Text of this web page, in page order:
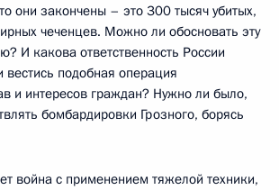
они закончены – это 300 тысяч убитых,
чеченцев. Можно ли обосновать эту
И какова ответственность России
подобная операция
и интересов граждан? Нужно ли было,
бомбардировки Грозного, борясь
война с применением тяжелой техники,